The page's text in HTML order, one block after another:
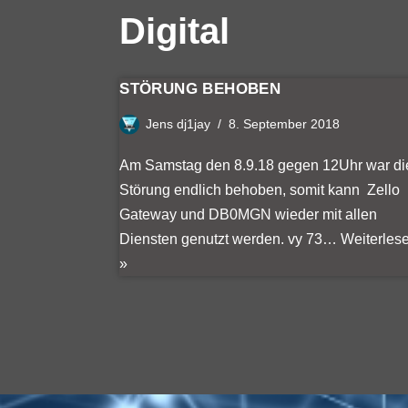
Digital
STÖRUNG BEHOBEN
Jens dj1jay 8. September 2018
Am Samstag den 8.9.18 gegen 12Uhr war
Störung endlich behoben, somit kann Zello
Gateway und DB0MGN wieder mit allen
Diensten genutzt werden. vy 73…
»